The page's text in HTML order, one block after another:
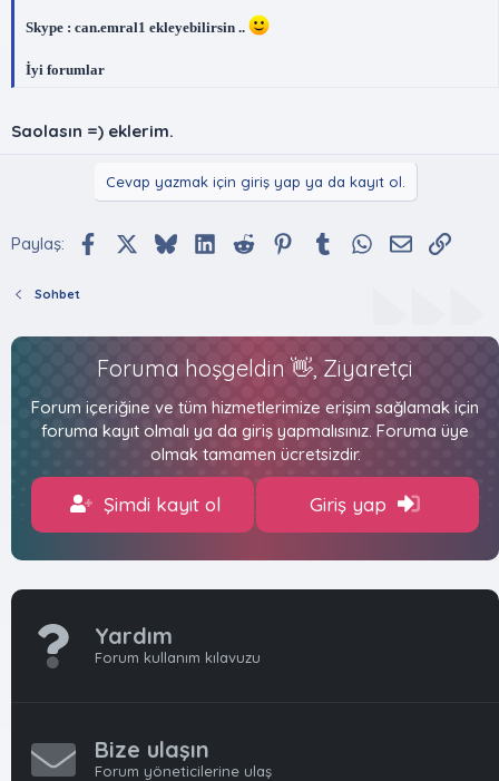
Skype : can.emral1 ekleyebilirsin ..
İyi forumlar
Saolasın =) eklerim.
Cevap yazmak için giriş yap ya da kayıt ol.
Paylaş: FacebookX (Twitter)
BlueskyLinkedIn
Reddit Pinterest
TumblrWhatsApp
E-posta
Sohbet
Foruma hoşgeldin 👋, Ziyaretçi
Forum içeriğine ve tüm hizmetlerimize erişim sağlamak için
foruma kayıt olmalı ya da giriş yapmalısınız. Foruma üye
olmak tamamen ücretsizdir.
Şimdi kayıt ol Giriş yap
Yardım
Forum kullanım kılavuzu
Bize ulaşın
Forum yöneticilerine ulaş